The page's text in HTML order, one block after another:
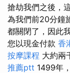
搶劫我們之後，
為我們前20分鐘
都關閉了，因此
您以現金付款 香
按摩課程 大約兩
推薦ptt 1499年